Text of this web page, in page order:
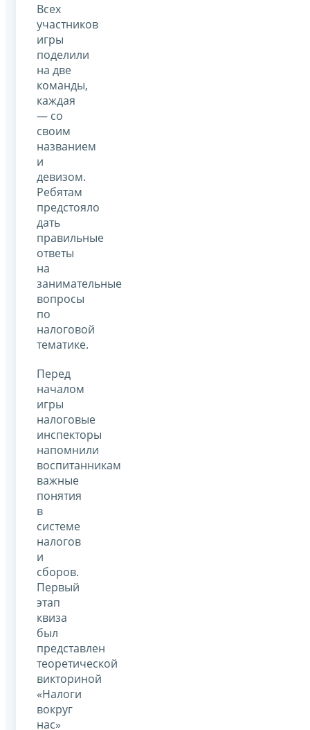
Всех
участников
игры
поделили
на две
команды,
каждая
— со
своим
названием
и
девизом.
Ребятам
предстояло
дать
правильные
ответы
на
занимательные
вопросы
по
налоговой
тематике.
Перед
началом
игры
налоговые
инспекторы
напомнили
воспитанникам
важные
понятия
в
системе
налогов
и
сборов.
Первый
этап
квиза
был
представлен
теоретической
викториной
«Налоги
вокруг
нас»